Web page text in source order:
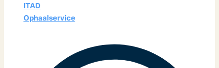
ITAD
Ophaalservice